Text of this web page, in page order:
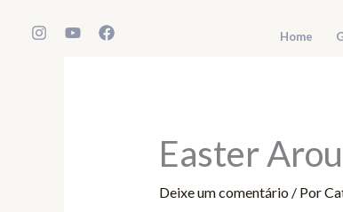
Home
Easter
Deixe um comentário / Por